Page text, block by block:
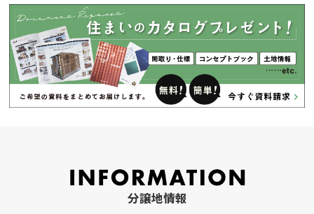
分譲地情報